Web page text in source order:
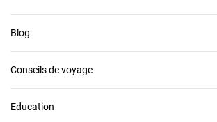
n
?
Blog
Conseils de voyage
Education